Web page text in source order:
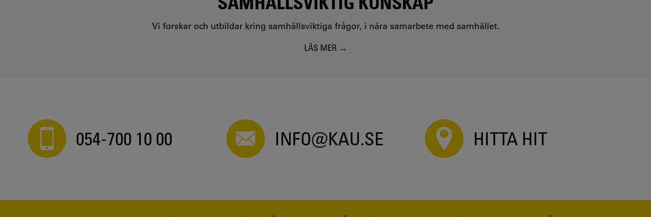
Vi forskar och utbildar kring samhällsviktiga frågor, i nära samarbete med samhället.
LÄS MER
054-700 10 00 INFO@KAU.SE HITTA HIT